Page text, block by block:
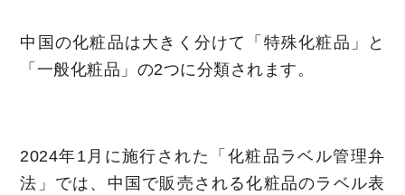
中国の化粧品は大きく分けて「特殊化粧品」と
「一般化粧品」の2つに分類されます。
2024年1月に施行された「化粧品ラベル管理弁
法」では、中国で販売される化粧品のラベル表